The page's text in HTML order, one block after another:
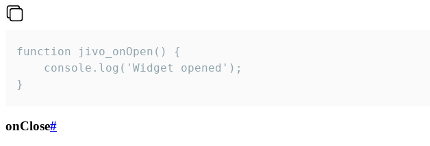
function jivo_onOpen() {
    console.log('Widget opened');
}
onClose#